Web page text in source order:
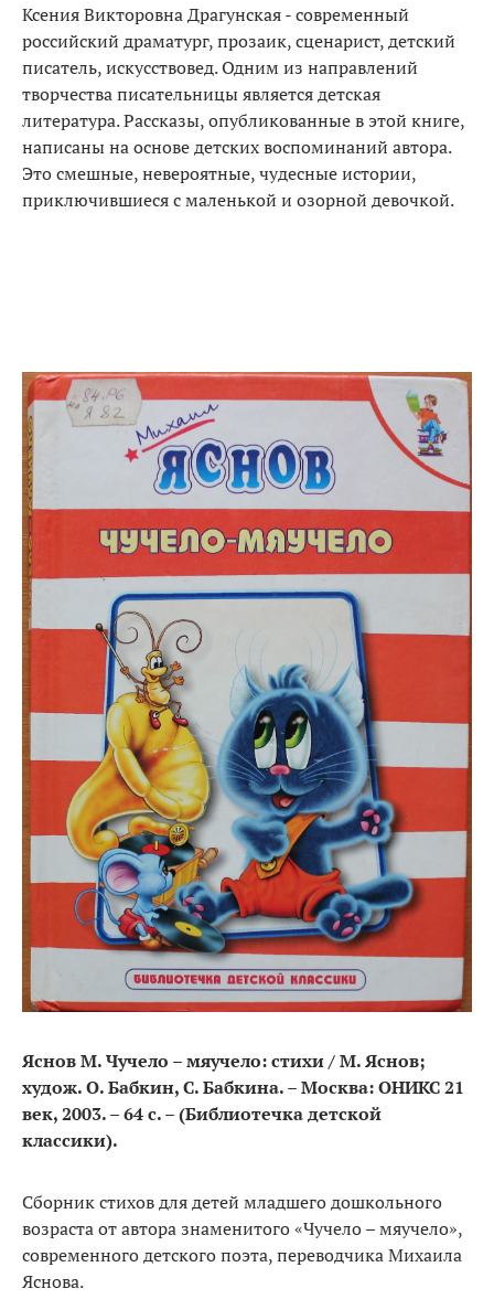
Ксения Викторовна Драгунская - современный
российский драматург, прозаик, сценарист, детский
писатель, искусствовед. Одним из направлений
творчества писательницы является детская
литература. Рассказы, опубликованные в этой книге,
написаны на основе детских воспоминаний автора.
Это смешные, невероятные, чудесные истории,
приключившиеся с маленькой и озорной девочкой.
Яснов М. Чучело – мяучело: стихи / М. Яснов;
худож. О. Бабкин, С. Бабкина. – Москва: ОНИКС 21
век, 2003. – 64 с. – (Библиотечка детской
классики).
Сборник стихов для детей младшего дошкольного
возраста от автора знаменитого «Чучело – мяучело»,
современного детского поэта, переводчика Михаила
Яснова.